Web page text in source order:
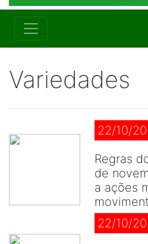
Variedades
22/10/
Regras
de
a ações
22/10/